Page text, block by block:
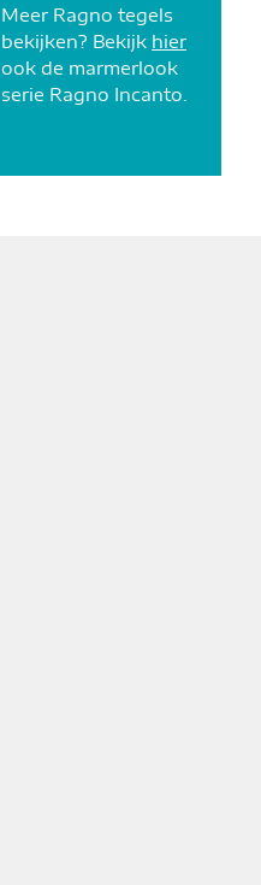
Meer Ragno tegels
bekijken? Bekijk hier
ook de marmerlook
serie Ragno Incanto.